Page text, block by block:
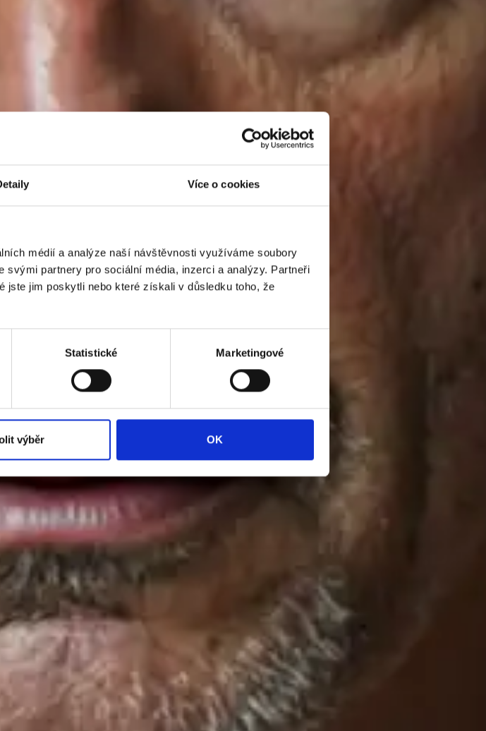
Více o cookies
médií a analýze naší návštěvnosti využíváme soubory
partnery pro sociální média, inzerci a analýzy. Partneři
jste jim poskytli nebo které získali v důsledku toho, že
Statistické Marketingové
výběr OK